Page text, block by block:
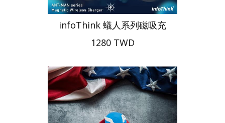
infoThink 蟻人系列磁吸充
1280 TWD